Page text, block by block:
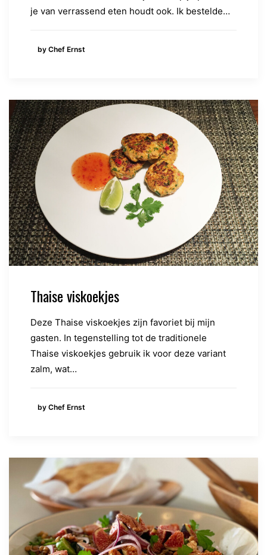
je van verrassend eten houdt ook. Ik bestelde…
by Chef Ernst
Thaise viskoekjes
Deze Thaise viskoekjes zijn favoriet bij mijn
gasten. In tegenstelling tot de traditionele
Thaise viskoekjes gebruik ik voor deze variant
zalm, wat…
by Chef Ernst